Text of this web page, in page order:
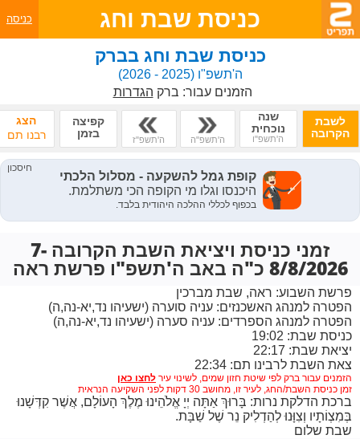
כניסת שבת וחג כניסה
כניסת שבת וחג בברק
ה'תשפ"ו(2025 - 2026)
הזמנים עבור: ברק הגדרות
לשבת
הקרובה
שנה
נוכחית
ה'תשפ"ו ה'תשפ"ה ה'תשפ"ז
קפיצה
בזמן
הצג
רבנו תם
זמני כניסת ויציאת השבת הקרובה 7-
8/8/2026 כ"ה באב ה'תשפ"ו פרשת ראה
פרשת השבוע: ראה, שבת מברכין
הפטרה למנהג האשכנזים: עניה סוערה (ישעיהו נד,יא-נה,ה)
הפטרה למנהג הספרדים: עניה סערה (ישעיהו נד,יא-נה,ה)
כניסת שבת: 19:02
יציאת שבת: 22:17
צאת השבת לרבינו תם: 22:34
הזמנים עבור ברק לפי שיטת חזון שמים, לשינוי עיר
זמן כניסת השבת/החג, לעיר זו, מחושב 30 דקות לפני השקיעה הנראית
ברכת הדלקת נרות: בָּרוּךְ אַתָּה יְיָ אֱלֹהֵינוּ מֶלֶךְ הָעוֹלָם, אֲשֶׁר קִדְּשָׁנוּ
בְּמִצְוֹתָיו וְצִוָּנוּ לְהַדְלִיק נֵר שֶׁל שַׁבָּת.
שבת שלום